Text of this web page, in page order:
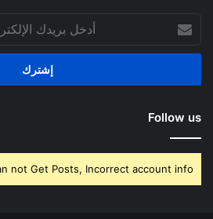
بريدك
الإلكتروني
Follow us
not Get Posts, Incorrect account info.